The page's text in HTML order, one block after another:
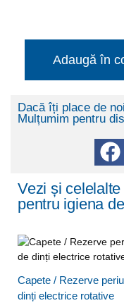
Adaugă în
Dacă îți place de
Mulțumim pentru
Vezi și
pentru igiena
Capete / Rezerve
dinți electrice rotative